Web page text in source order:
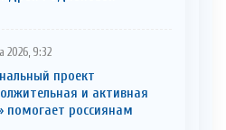
2026, 9:32
проект
и активная
помогает россиянам